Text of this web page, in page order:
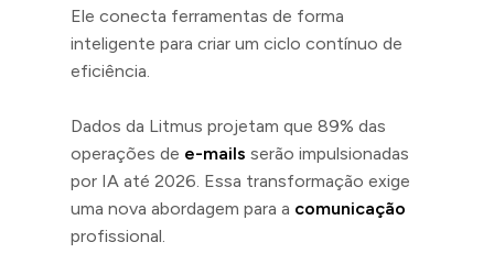
Ele conecta ferramentas de forma
inteligente para criar um ciclo contínuo de
eficiência.
Dados da Litmus projetam que 89% das
operações de e-mails serão impulsionadas
por IA até 2026. Essa transformação exige
uma nova abordagem para a comunicação
profissional.